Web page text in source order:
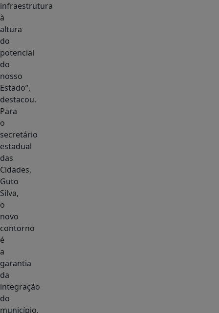
infraestrutura
à
altura
do
potencial
do
nosso
Estado”,
destacou.
Para
o
secretário
estadual
das
Cidades,
Guto
Silva,
o
novo
contorno
é
a
garantia
da
integração
do
município,